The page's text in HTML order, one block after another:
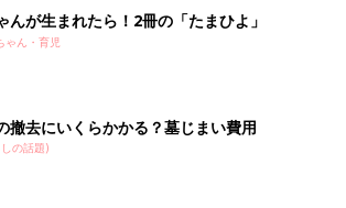
んが生まれたら！2冊の「たまひよ」
ゃん・育児
撤去にいくらかかる？墓じまい費用
の話題)